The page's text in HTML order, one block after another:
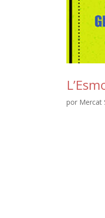
por Mercat